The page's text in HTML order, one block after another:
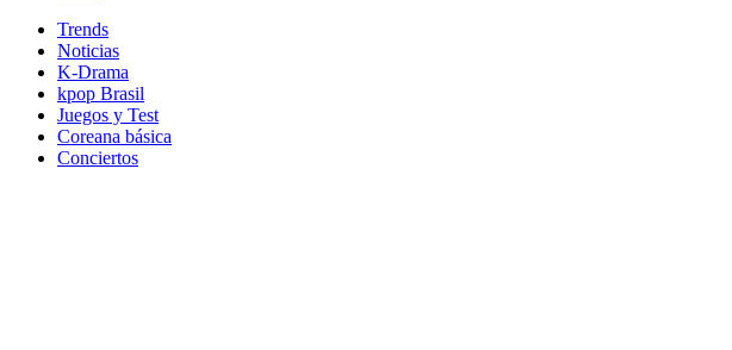
Trends
Noticias
K-Drama
kpop Brasil
Juegos y Test
Coreana básica
Conciertos